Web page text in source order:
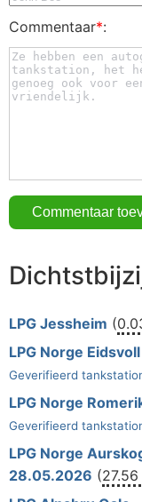
Commentaar*:
LPG Jessheim (
LPG Norge
Geverifieerd
LPG Norge
Geverifieerd
LPG Norge
28.05.2026 (